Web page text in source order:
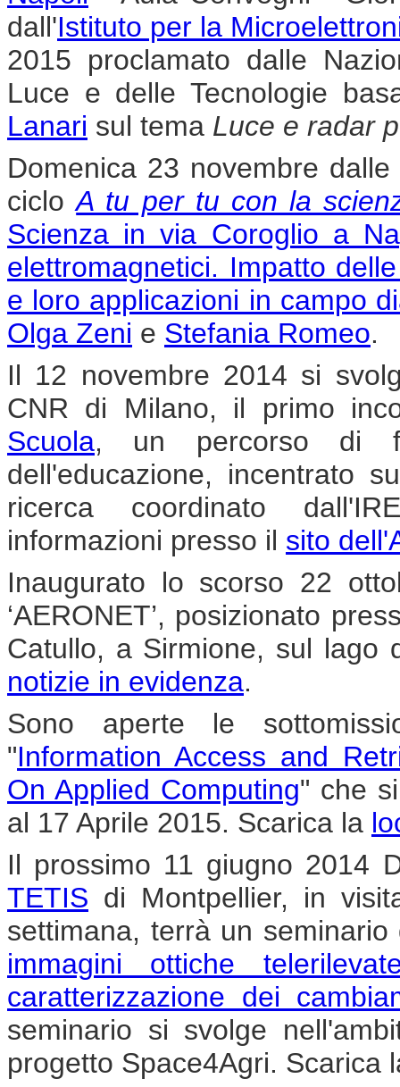
dall'Istituto per la
2015 proclamato dalle
Luce e delle Tecnologie
Lanari sul tema Luce e radar
Domenica 23 novembre
cicloA tu per tu con la
Scienza in via Coroglio a
elettromagnetici. Impatto
e loro applicazioni in campo
Olga Zeni e Stefania Romeo.
Il 12 novembre 2014 si
CNR di Milano, il primo
Scuola, un percorso di
dell'educazione, incentrato
ricerca coordinato
informazioni presso il sito
Inaugurato lo scorso 22
‘AERONET’, posizionato
Catullo, a Sirmione, sul lago
notizie in evidenza.
Sono aperte le
"Information Access and
On Applied Computing" che
al 17 Aprile 2015. Scarica la
Il prossimo 11 giugno 2014
TETIS di Montpellier, in
settimana, terrà un
immagini ottiche
caratterizzazione dei
seminario si svolge
progetto Space4Agri. Scarica